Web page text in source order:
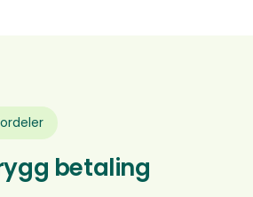
betaling